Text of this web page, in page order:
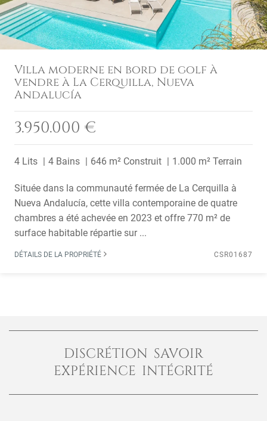
Villa moderne en bord de golf à
vendre à La Cerquilla, Nueva
Andalucía
3.950.000 €
4 Lits 4 Bains 646 m² Construit 1.000 m² Terrain
Située dans la communauté fermée de La Cerquilla à
Nueva Andalucía, cette villa contemporaine de quatre
chambres a été achevée en 2023 et offre 770 m² de
surface habitable répartie sur ...
DÉTAILS DE LA PROPRIÉTÉ CSR01687
DISCRÉTION SAVOIR
EXPÉRIENCE INTÉGRITÉ